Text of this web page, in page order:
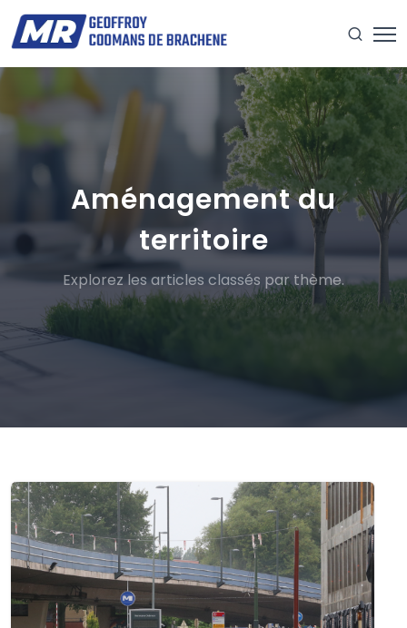
Aménagement du
territoire
Explorez les articles classés par thème.